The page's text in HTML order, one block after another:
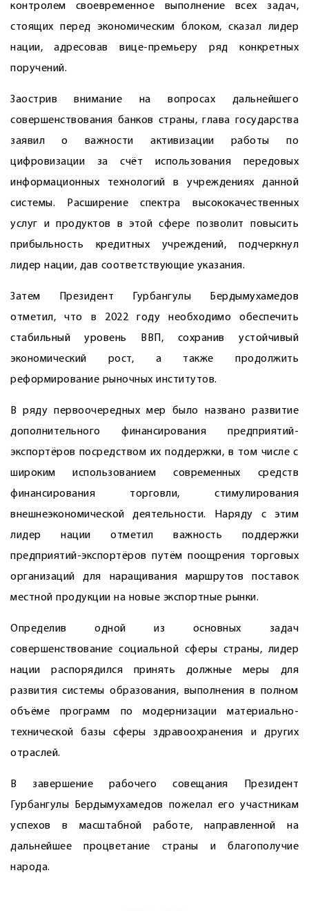
контролем своевременное выполнение всех задач,
стоящих перед экономическим блоком, сказал ­лидер
нации, адресовав вице-премьеру ряд конкретных
поручений.
Заострив внимание на вопросах дальнейшего
совершенствования банков страны, глава государства
заявил о важности активизации работы по
цифровизации за счёт использования передовых
информационных технологий в учреждениях данной
системы. Расширение спектра высококачественных
услуг и продуктов в этой сфере позволит повысить
прибыльность кредитных учреждений, подчеркнул
лидер нации, дав соответствующие указания.
Затем Президент Гурбангулы Бердымухамедов
отметил, что в 2022 году необходимо обеспечить
стабильный уровень ВВП, сохранив устойчивый
экономический рост, а также продолжить
реформирование рыночных институтов.
В ряду первоочередных мер было названо развитие
дополнительного финансирования предприятий-
экспортёров посредством их поддержки, в том числе с
широким использованием современных средств
финансирования торговли, стимулирования
внешнеэкономической деятельности. Наряду с этим
лидер нации отметил важность поддержки
предприятий-экспортёров путём поощрения торговых
организаций для наращивания маршрутов поставок
местной продукции на новые экспортные рынки.
Определив одной из основных задач
совершенствование социальной сферы страны, лидер
нации распорядился принять должные меры для
развития системы образования, выполнения в полном
объёме программ по модернизации материально-
технической базы сферы здравоохранения и других
отраслей.
В завершение рабочего совещания Президент
Гурбангулы Бердымухамедов пожелал его участникам
успехов в масштабной работе, направленной на
дальнейшее процветание страны и благополучие
народа.